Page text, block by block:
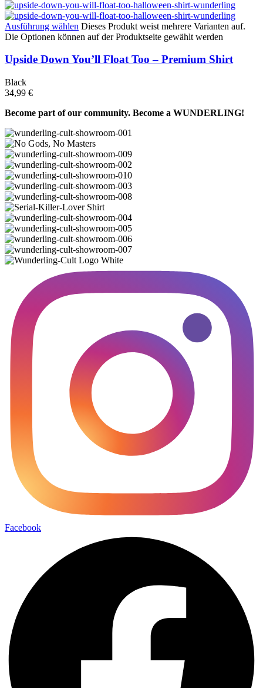
Ausführung wählen Dieses Produkt weist mehrere Varianten auf.
Die Optionen können auf der Produktseite gewählt werden
Upside Down You’ll Float Too – Premium Shirt
Black
34,99 €
Become part of our community. Become a WUNDERLING!
Facebook